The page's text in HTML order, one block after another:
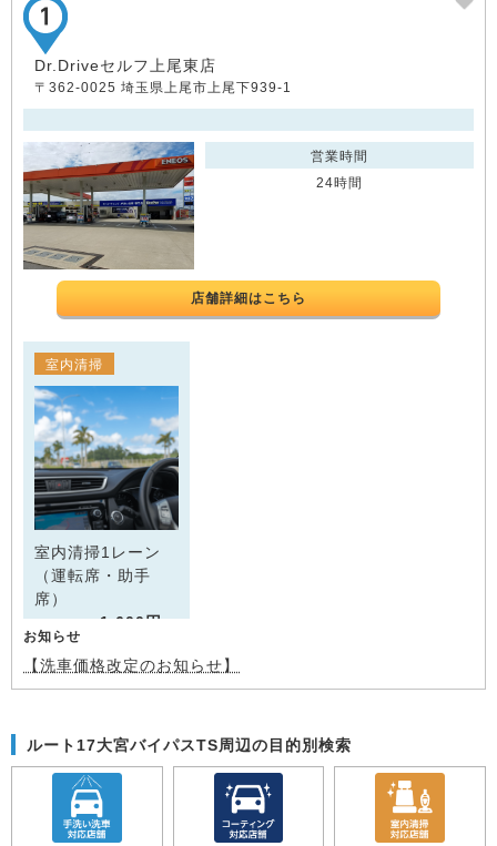
Dr.Driveセルフ上尾東店
〒362-0025 埼玉県上尾市上尾下939-1
営業時間
24時間
店舗詳細はこちら
室内清掃
室内清掃1レーン
（運転席・助手
席）
1,600円～
お知らせ
【洗車価格改定のお知らせ】
ルート17大宮バイパスTS周辺の目的別検索